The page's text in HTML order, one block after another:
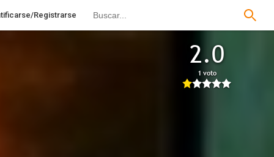
Registrarse
2.0
1 voto